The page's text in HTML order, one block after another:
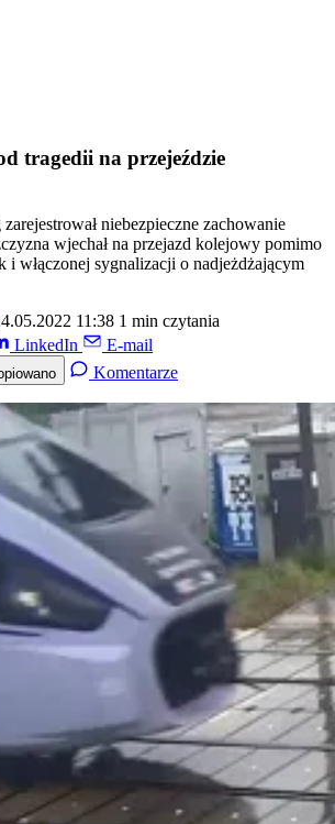
tragedii na przejeździe
niebezpieczne zachowanie
wjechał na przejazd kolejowy pomimo
i włączonej sygnalizacji o nadjeżdżającym
11:38 1 min czytania
LinkedIn E-mail
Komentarze